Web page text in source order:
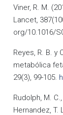
Viner, R. M.
Lancet,
org/10.1016/
Reyes, R. B. y
metabólica
29(3), 99-105.
Rudolph, M.
Hernandez, T.